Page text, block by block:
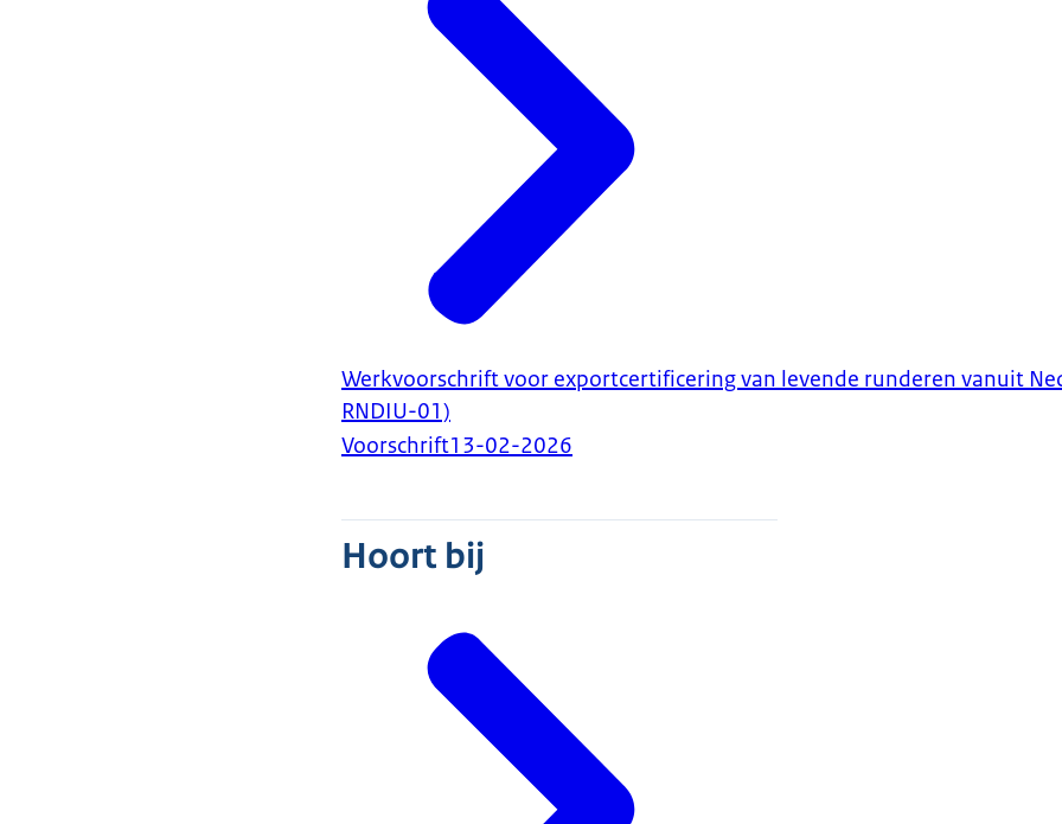
Werkvoorschrift voor exportcertificering van levende runderen vanuit
RNDIU-01)
Voorschrift13-02-2026
Hoort bij